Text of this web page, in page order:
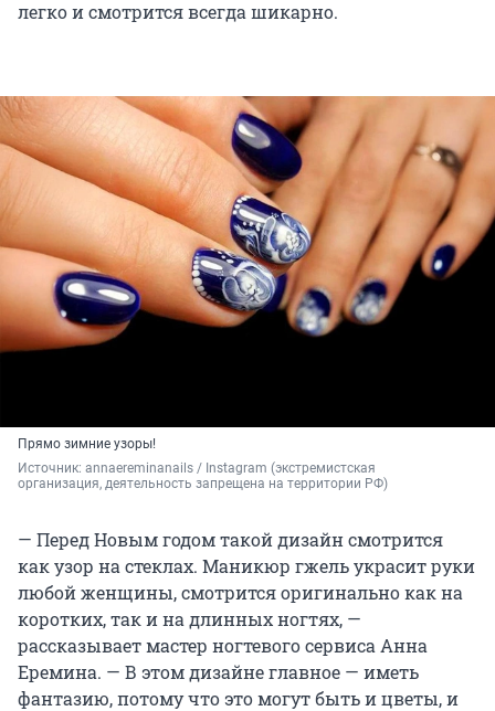
легко и смотрится всегда шикарно.
Прямо зимние узоры!
Источник: annaereminanails / Instagram (экстремистская
организация, деятельность запрещена на территории РФ)
— Перед Новым годом такой дизайн смотрится
как узор на стеклах. Маникюр гжель украсит руки
любой женщины, смотрится оригинально как на
коротких, так и на длинных ногтях, —
рассказывает мастер ногтевого сервиса Анна
Еремина. — В этом дизайне главное — иметь
фантазию, потому что это могут быть и цветы, и